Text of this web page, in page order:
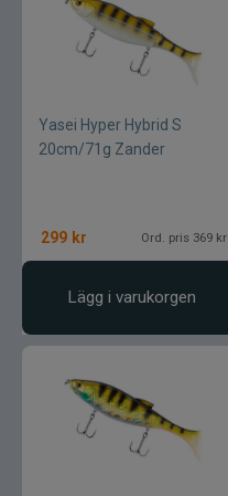
Yasei Hyper Hybrid S
20cm/71g Zander
299 kr Ord. pris 369 kr
Lägg i varukorgen